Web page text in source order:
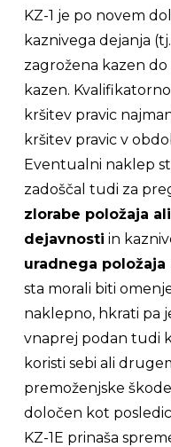
KZ-1 je po novem
kaznivega dejanja
zagrožena kazen
kazen.
kršitev pravic
kršitev pravic v
Eventualni naklep
zadoščal tudi za
zlorabe položaja
dejavnosti in
uradnega
sta morali biti
naklepno, hkrati pa
vnaprej podan tudi
koristi sebi ali
premoženjske
določen kot
KZ-1E prinaša